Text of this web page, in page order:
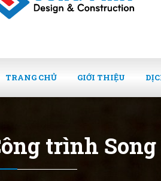
TRANG CHỦ GIỚI THIỆU
trình